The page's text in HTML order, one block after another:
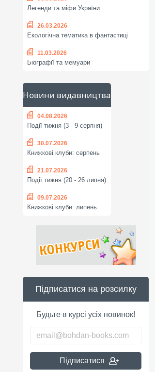
Легенди та міфи України
26.03.2026
Екологічна тематика в фантастиці
11.03.2026
Біографії та мемуари
Новини видавництва
04.08.2026
Події тижня (3 - 9 серпня)
30.07.2026
Книжкові клуби: серпень
21.07.2026
Події тижня (20 - 26 липня)
09.07.2026
Книжкові клуби: липень
Підписатися на розсилку
Будьте в курсі усіх новинок!
Підписатися